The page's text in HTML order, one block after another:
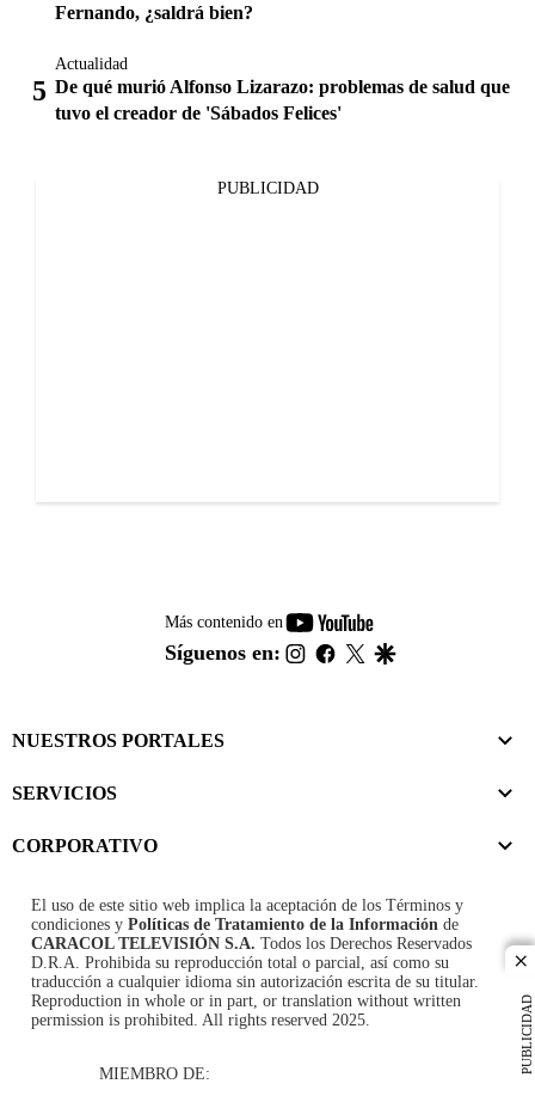
PUBLICIDAD
Fernando, ¿saldrá bien?
Actualidad
De qué murió Alfonso Lizarazo: problemas de salud que
tuvo el creador de 'Sábados Felices'
PUBLICIDAD
Más contenido en
youtube-
footer
Síguenos en: instagram
facebook
twitter
NUESTROS PORTALES
SERVICIOS
CORPORATIVO
El uso de este sitio web implica la aceptación de los Términos y
condiciones y Políticas de Tratamiento de la Información de
CARACOL TELEVISIÓN S.A. Todos los Derechos Reservados
D.R.A. Prohibida su reproducción total o parcial, así como su
traducción a cualquier idioma sin autorización escrita de su titular.
Reproduction in whole or in part, or translation without written
permission is prohibited. All rights reserved 2025.
MIEMBRO DE: